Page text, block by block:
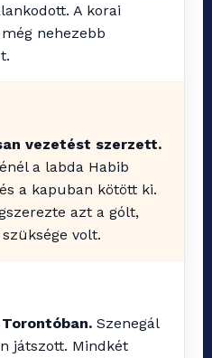
A korai
nehezebb
vezetést szerzett.
a labda Habib
a kapuban kötött ki.
azt a gólt,
volt.
Szenegál
játszott. Mindkét